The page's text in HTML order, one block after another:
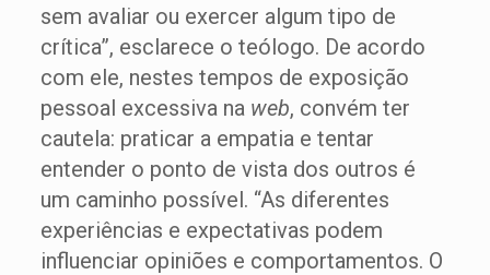
sem avaliar ou exercer algum tipo de
crítica”, esclarece o teólogo. De acordo
com ele, nestes tempos de exposição
pessoal excessiva na web, convém ter
cautela: praticar a empatia e tentar
entender o ponto de vista dos outros é
um caminho possível. “As diferentes
experiências e expectativas podem
influenciar opiniões e comportamentos. O